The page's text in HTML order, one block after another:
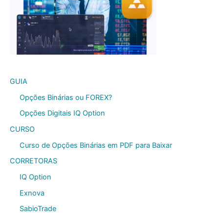
GUIA
Opções Binárias ou FOREX?
Opções Digitais IQ Option
CURSO
Curso de Opções Binárias em PDF para Baixar
CORRETORAS
IQ Option
Exnova
SabioTrade